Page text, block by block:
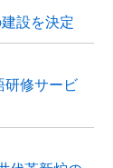
設を決定
研修サービ